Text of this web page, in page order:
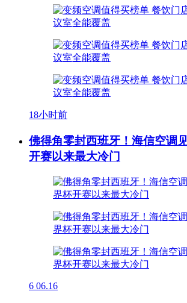
18小时前
佛得角零封西班牙！海信空调
开赛以来最大冷门
6 06.16